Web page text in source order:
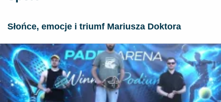
Słońce, emocje i triumf Mariusza Doktora